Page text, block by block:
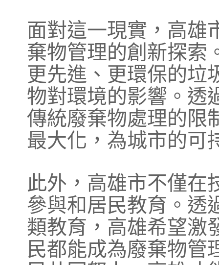
面對這一現實，高雄
棄物管理的創新探索
更先進、更環保的垃
物對環境的影響。透
傳統廢棄物處理的限
最大化，為城市的可
此外，高雄市不僅在
參與和居民教育。透
類教育，高雄希望激
民都能成為廢棄物管